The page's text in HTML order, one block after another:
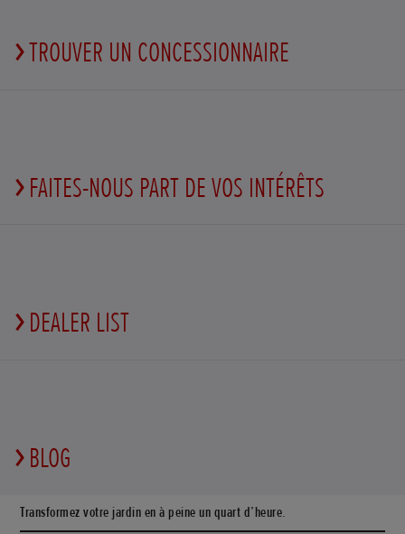
TROUVER UN CONCESSIONNAIRE
FAITES-NOUS PART DE VOS INTÉRÊTS
DEALER LIST
BLOG
Transformez votre jardin en à peine un quart d’heure.